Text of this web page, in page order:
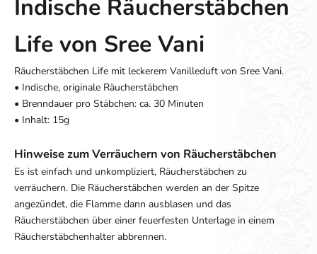
Indische Räucherstäbchen
Life von Sree Vani
Räucherstäbchen Life mit leckerem Vanilleduft von Sree Vani.
• Indische, originale Räucherstäbchen
• Brenndauer pro Stäbchen: ca. 30 Minuten
• Inhalt: 15g
Hinweise zum Verräuchern von Räucherstäbchen
Es ist einfach und unkompliziert, Räucherstäbchen zu
verräuchern. Die Räucherstäbchen werden an der Spitze
angezündet, die Flamme dann ausblasen und das
Räucherstäbchen über einer feuerfesten Unterlage in einem
Räucherstäbchenhalter abbrennen.